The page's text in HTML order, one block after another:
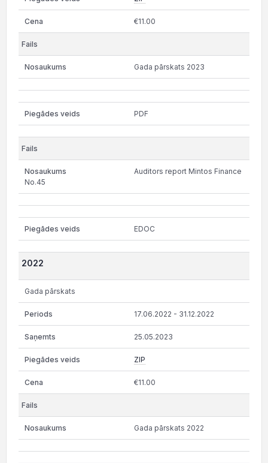
€11.00
Gada pārskats 2023
PDF
Auditors report Mintos Finance
No.45
EDOC
2022
Gada pārskats
17.06.2022 - 31.12.2022
25.05.2023
ZIP
€11.00
Gada pārskats 2022